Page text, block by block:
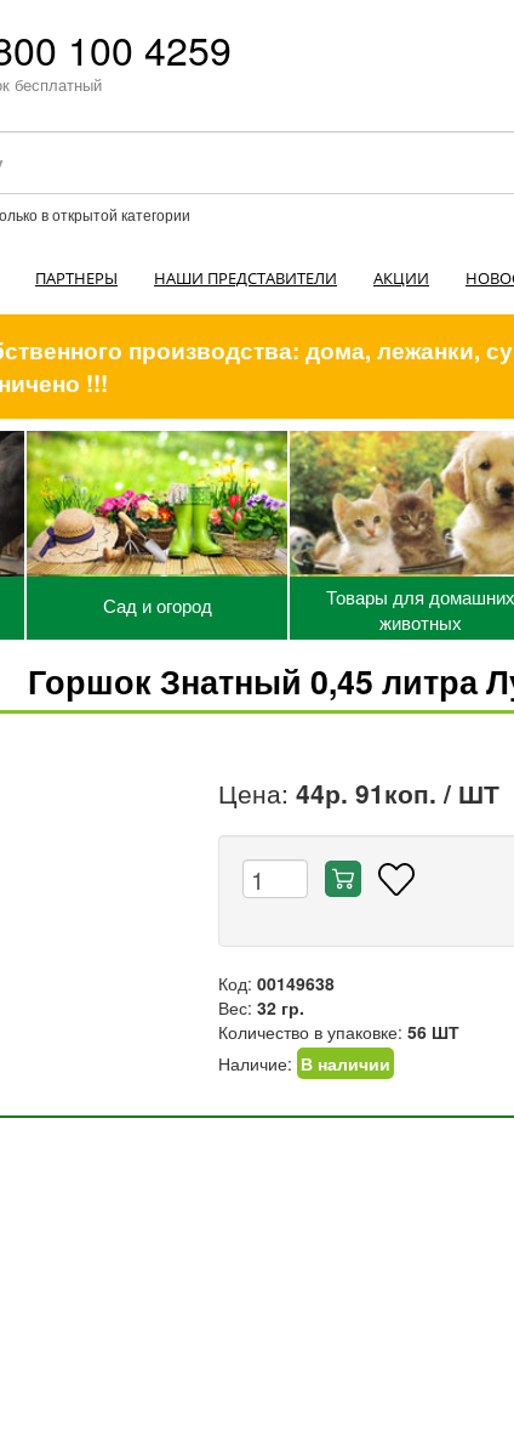
100 4259
бесплатный
в открытой категории
ПАРТНЕРЫ НАШИ ПРЕДСТАВИТЕЛИ АКЦИИ
производства: дома, лежанки,
!!!
Сад и огород
Товары для домашних
животных
Горшок Знатный 0,45 литра
Цена:44р. 91коп. / ШТ
Код:00149638
Вес:32 гр.
Количество в упаковке:56 ШТ
Наличие: В наличии